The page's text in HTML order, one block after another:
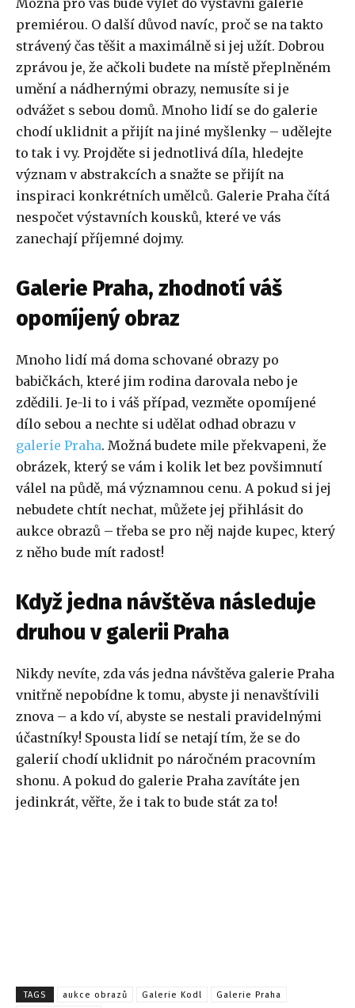
Možná pro vás bude výlet do výstavní galerie
premiérou. O další důvod navíc, proč se na takto
strávený čas těšit a maximálně si jej užít. Dobrou
zprávou je, že ačkoli budete na místě přeplněném
umění a nádhernými obrazy, nemusíte si je
odvážet s sebou domů. Mnoho lidí se do galerie
chodí uklidnit a přijít na jiné myšlenky – udělejte
to tak i vy. Projděte si jednotlivá díla, hledejte
význam v abstrakcích a snažte se přijít na
inspiraci konkrétních umělců. Galerie Praha čítá
nespočet výstavních kousků, které ve vás
zanechají příjemné dojmy.
Galerie Praha, zhodnotí váš
opomíjený obraz
Mnoho lidí má doma schované obrazy po
babičkách, které jim rodina darovala nebo je
zdědili. Je-li to i váš případ, vezměte opomíjené
dílo sebou a nechte si udělat odhad obrazu v
galerie Praha. Možná budete mile překvapeni, že
obrázek, který se vám i kolik let bez povšimnutí
válel na půdě, má významnou cenu. A pokud si jej
nebudete chtít nechat, můžete jej přihlásit do
aukce obrazů – třeba se pro něj najde kupec, který
z něho bude mít radost!
Když jedna návštěva následuje
druhou v galerii Praha
Nikdy nevíte, zda vás jedna návštěva galerie Praha
vnitřně nepobídne k tomu, abyste ji nenavštívili
znova – a kdo ví, abyste se nestali pravidelnými
účastníky! Spousta lidí se netají tím, že se do
galerií chodí uklidnit po náročném pracovním
shonu. A pokud do galerie Praha zavítáte jen
jedinkrát, věřte, že i tak to bude stát za to!
TAGS aukce obrazů Galerie Kodl
Galerie Praha